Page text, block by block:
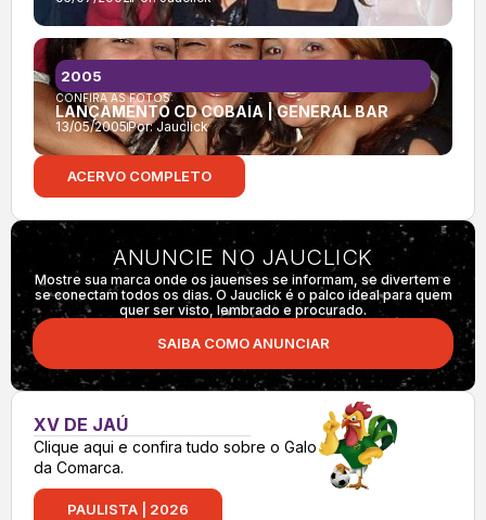
CONFIRA AS FOTOS:
LANÇAMENTO CD COBAIA | GENERAL BAR
13/05/2005Por:Jauclick
2005
ACERVO COMPLETO
ANUNCIE NO JAUCLICK
Mostre sua marca onde os jauenses se informam, se divertem e
se conectam todos os dias. O Jauclick é o palco ideal para quem
quer ser visto, lembrado e procurado.
SAIBA COMO ANUNCIAR
XV DE JAÚ
Clique aqui e confira tudo sobre o Galo
da Comarca.
PAULISTA | 2026